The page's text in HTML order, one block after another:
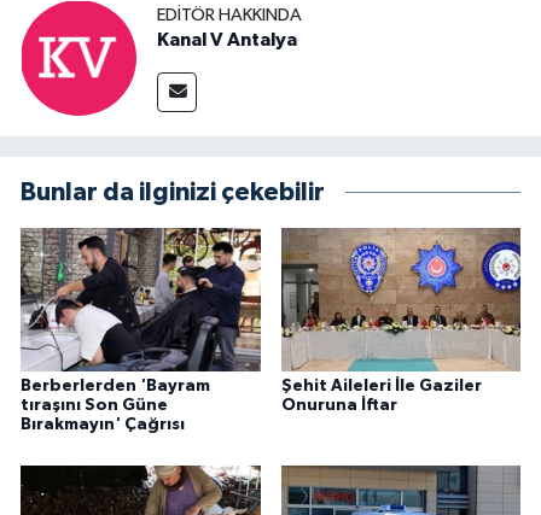
EDITÖR HAKKINDA
Kanal V Antalya
Bunlar da ilginizi çekebilir
Berberlerden 'Bayram
tıraşını Son Güne
Bırakmayın' Çağrısı
Şehit Aileleri İle Gaziler
Onuruna İftar